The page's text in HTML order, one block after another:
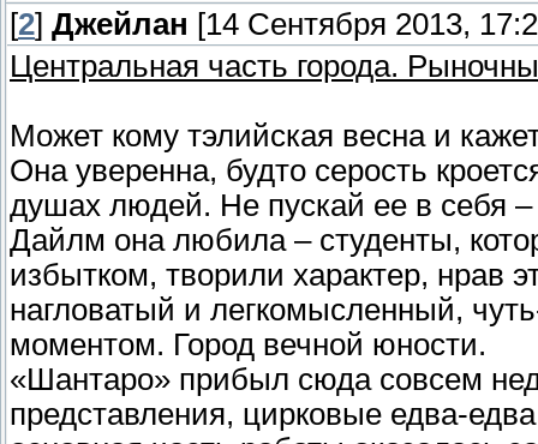
[2] Джейлан [14 Сентября 2013,
Центральная часть города.
Может кому тэлийская весна и
Она уверенна, будто серость
душах людей. Не пускай ее в себя –
Дайлм она любила – студенты,
избытком, творили характер, нрав
нагловатый и легкомысленный,
моментом. Город вечной юности.
«Шантаро» прибыл сюда совсем
представления, цирковые едва-